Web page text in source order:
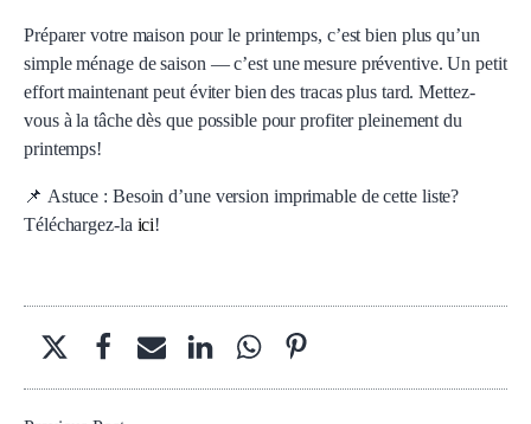
Préparer votre maison pour le printemps, c’est bien plus qu’un
simple ménage de saison — c’est une mesure préventive. Un petit
effort maintenant peut éviter bien des tracas plus tard. Mettez-
vous à la tâche dès que possible pour profiter pleinement du
printemps!
📌 Astuce : Besoin d’une version imprimable de cette liste?
Téléchargez-la ici!